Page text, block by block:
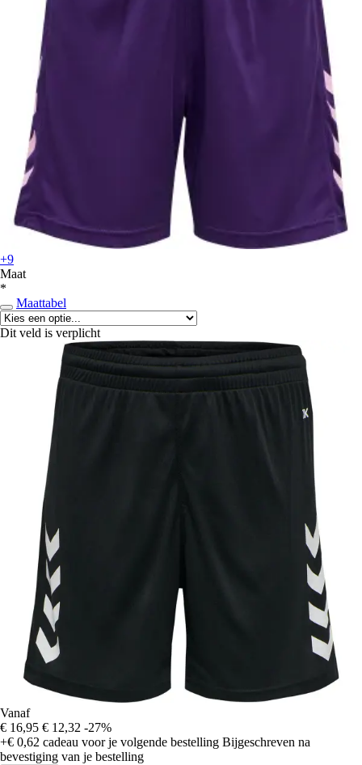
+9
Maat
*
Maattabel
Dit veld is verplicht
Vanaf
€ 16,95 € 12,32 -27%
+€ 0,62 cadeau voor je volgende bestelling Bijgeschreven na
bevestiging van je bestelling